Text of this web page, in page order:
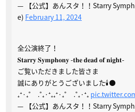
— 【公式】あんスタ！！Starry
e) February 11, 2024
全公演終了！
𝐒𝐭𝐚𝐫𝐫𝐲 𝐒𝐲𝐦𝐩𝐡𝐨𝐧𝐲 -𝐭𝐡𝐞 𝐝𝐞𝐚𝐝 𝐨𝐟 𝐧𝐢𝐠𝐡𝐭-
ご覧いただきました皆さま
誠にありがとうございました🕯️🌑
₊⁺·₊˚ .˚₊·⁺₊₊⁺·₊˚ .˚₊·⁺₊
— 【公式】あんスタ！！Starry